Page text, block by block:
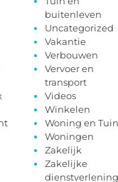
buitenleven
Uncategorized
Vakantie
Verbouwen
Vervoer en
transport
Videos
Winkelen
Woning en Tuin
Woningen
Zakelijk
Zakelijke
dienstverlening